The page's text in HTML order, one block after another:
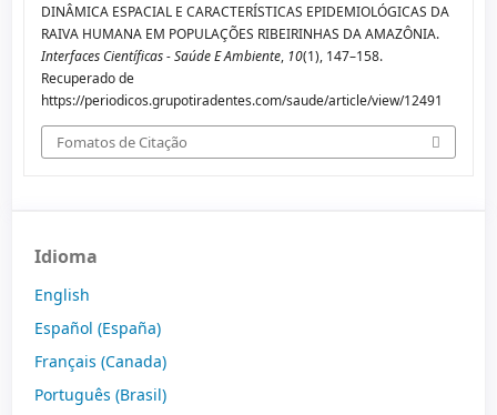
DINÂMICA ESPACIAL E CARACTERÍSTICAS EPIDEMIOLÓGICAS DA
RAIVA HUMANA EM POPULAÇÕES RIBEIRINHAS DA AMAZÔNIA.
Interfaces Científicas - Saúde E Ambiente, 10(1), 147–158.
Recuperado de
https://periodicos.grupotiradentes.com/saude/article/view/12491
Fomatos de Citação
Idioma
English
Español (España)
Français (Canada)
Português (Brasil)